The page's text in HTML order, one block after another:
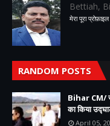
Bettiah,
मेरा पूरा
RANDOM POSTS
Bihar CM/
का किया
April 05,